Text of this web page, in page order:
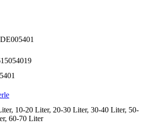
10-20 Liter, 20-30 Liter, 30-40 Liter, 50-
60-70 Liter